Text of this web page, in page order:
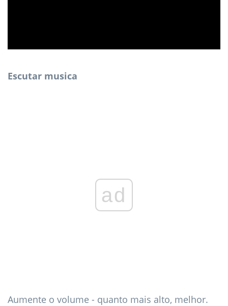
Escutar musica
ad
Aumente o volume - quanto mais alto, melhor.